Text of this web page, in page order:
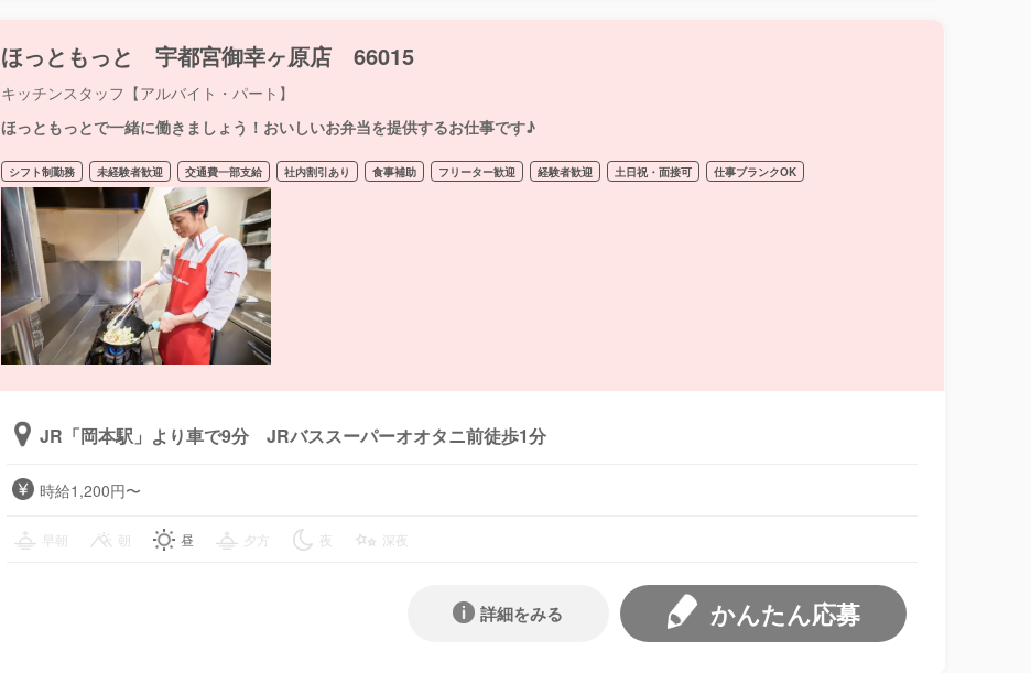
ほっともっと 宇都宮御幸ヶ原店 66015
キッチンスタッフ【アルバイト・パート】
ほっともっとで一緒に働きましょう！おいしいお弁当を提供するお仕事です♪
シフト制勤務 未経験者歓迎 交通費一部支給 社内割引あり 食事補助 フリーター歓迎 経験者歓迎 土日祝・面接可 仕事ブランクOK
JR「岡本駅」より車で9分 JRバススーパーオオタニ前徒歩1分
時給1,200円〜
早朝 朝 昼 夕方 夜 深夜
かんたん応募
詳細をみる